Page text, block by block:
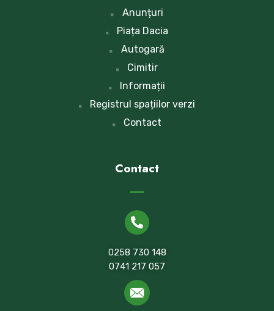
Anunțuri
Piața Dacia
Autogară
Cimitir
Informații
Registrul spațiilor verzi
Contact
Contact
0258 730 148
0741 217 057